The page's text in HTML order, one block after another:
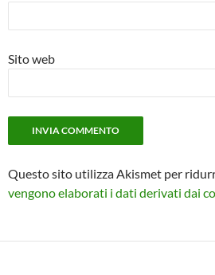
Sito web
Questo sito utilizza Akismet per
vengono elaborati i dati derivati dai